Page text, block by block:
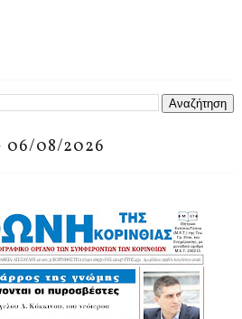
06/08/2026